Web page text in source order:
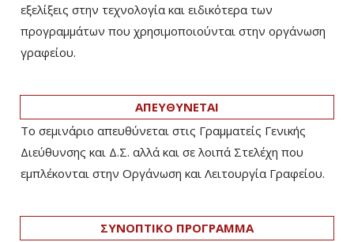
εξελίξεις στην τεχνολογία και ειδικότερα των
προγραμμάτων που χρησιμοποιούνται στην οργάνωση
γραφείου.
ΑΠΕΥΘΥΝΕΤΑΙ
Το σεμινάριο απευθύνεται στις Γραμματείς Γενικής
Διεύθυνσης και Δ.Σ. αλλά και σε λοιπά Στελέχη που
εμπλέκονται στην Οργάνωση και Λειτουργία Γραφείου.
ΣΥΝΟΠΤΙΚΟ ΠΡΟΓΡΑΜΜΑ